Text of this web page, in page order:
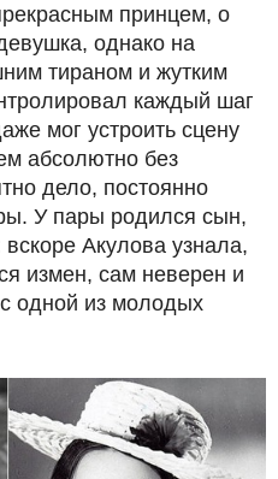
принцем, о
однако на
тираном и жутким
каждый шаг
мог устроить сцену
абсолютно без
дело, постоянно
У пары родился сын,
Акулова узнала,
измен, сам неверен и
одной из молодых